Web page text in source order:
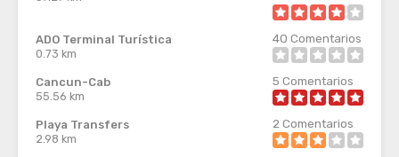
ADO Terminal Turística
0.73 km
40 Comentarios
Cancun-Cab
55.56 km
5 Comentarios
Playa Transfers
2.98 km
2 Comentarios